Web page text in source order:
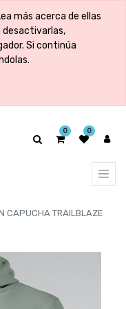
más acerca de ellas
desactivarlas,
Si continúa
0 0
CAPUCHA TRAILBLAZE